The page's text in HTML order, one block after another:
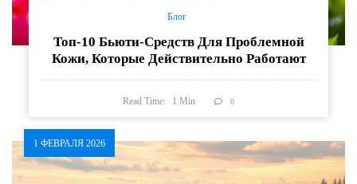
Блог
Топ-10 Бьюти-Средств Для Проблемной
Кожи, Которые Действительно Работают
Read Time: 1Min 0
1 ФЕВРАЛЯ 2026